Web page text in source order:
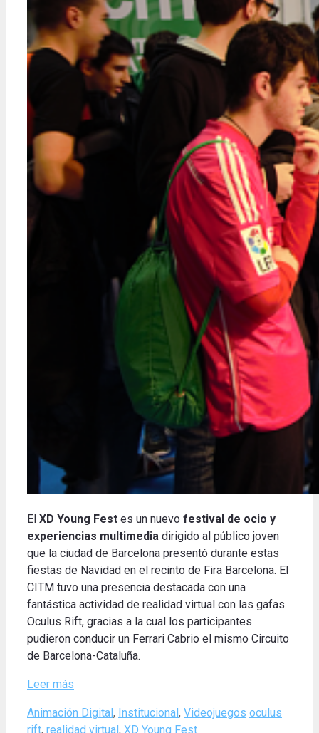
El XD Young Fest es un nuevo festival de ocio y
experiencias multimedia dirigido al público joven
que la ciudad de Barcelona presentó durante estas
fiestas de Navidad en el recinto de Fira Barcelona. El
CITM tuvo una presencia destacada con una
fantástica actividad de realidad virtual con las gafas
Oculus Rift, gracias a la cual los participantes
pudieron conducir un Ferrari Cabrio el mismo Circuito
de Barcelona-Cataluña.
Leer más
Categories
Animación Digital, Institucional, Videojuegos Tags
oculus
rift, realidad virtual, XD Young Fest